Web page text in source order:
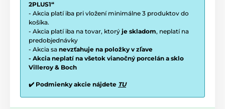
2PLUS1“
- Akcia platí iba pri vložení minimálne 3 produktov do
košíka.
- Akcia platí iba na tovar, ktorý je skladom, neplatí na
predobjednávky
- Akcia sa nevzťahuje na položky v zľave
- Akcia neplatí na všetok vianočný porcelán a sklo
Villeroy & Boch
✔️ Podmienky akcie nájdete TU